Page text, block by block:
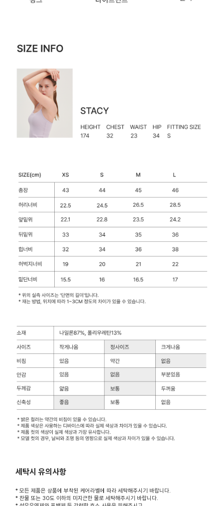
세탁시 유의사항
* 모든 제품은 상품에 부착된 케어라벨에 따라 세탁해주시기 바랍니다.
* 찬물 또는 30도 이하의 미지근한 물로 세탁해주시기 바랍니다.